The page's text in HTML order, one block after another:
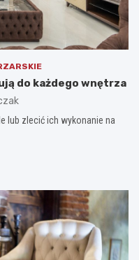
do każdego wnętrza
lub zlecić ich wykonanie na